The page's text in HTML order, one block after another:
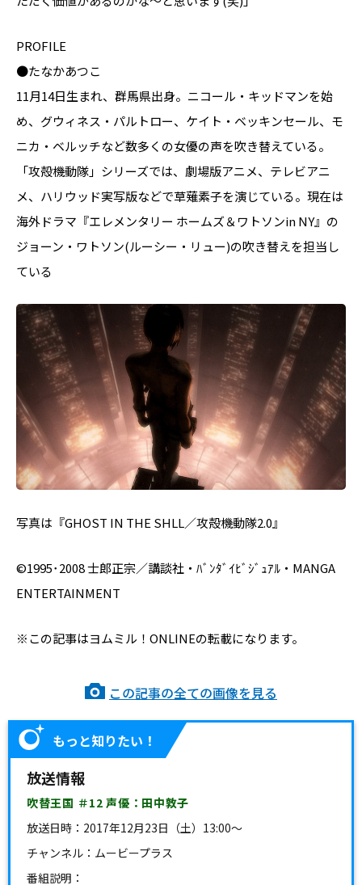
PROFILE
●たなかあつこ
11月14日生まれ、群馬県出身。ニコール・キッドマンを始
め、グウィネス・パルトロー、ケイト・ベッキンセール、モ
ニカ・ベルッチなど数多くの女優の声を吹き替えている。
「攻殻機動隊」シリーズでは、劇場版アニメ、テレビアニ
メ、ハリウッド実写版などで草薙素子を演じている。現在は
海外ドラマ『エレメンタリー ホームズ＆ワトソンin NY』の
ジョーン・ワトソン(ルーシー・リュー)の吹き替えを担当し
ている
写真は『GHOST IN THE SHLL／攻殻機動隊2.0』
©1995･2008 士郎正宗／講談社・ﾊﾞﾝﾀﾞｲﾋﾞｼﾞｭｱﾙ・MANGA
ENTERTAINMENT
※この記事はヨムミル！ONLINEの転載になります。
この記事の全ての画像を見る
もっと知りたい！
放送情報
吹替王国 ＃12 声優：田中敦子
放送日時： 2017年12月23日（土）13:00～
チャンネル：ムービープラス
番組説明：